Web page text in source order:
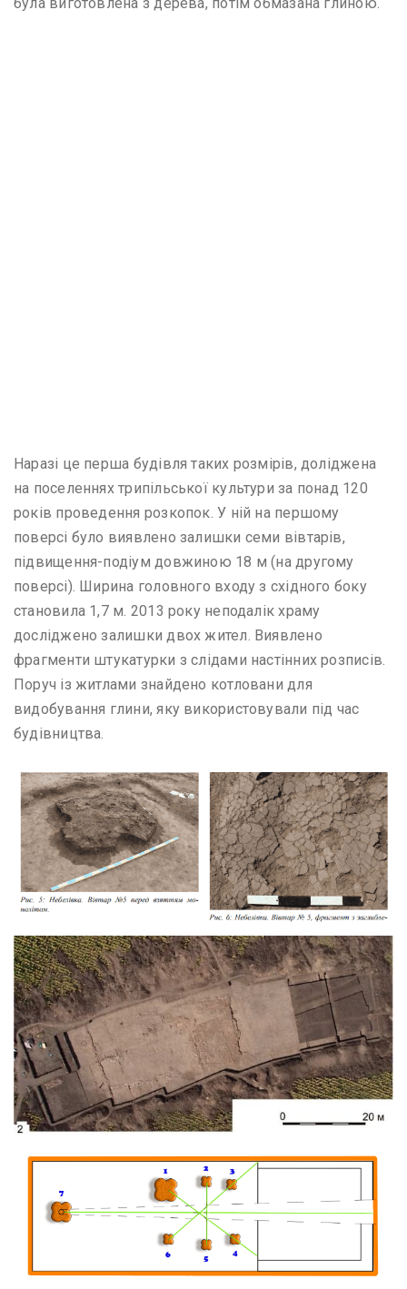
Наразі це перша будівля таких розмірів, доліджена
на поселеннях трипільської культури за понад 120
років проведення розкопок. У ній на першому
поверсі було виявлено залишки семи вівтарів,
підвищення-подіум довжиною 18 м (на другому
поверсі). Ширина головного входу з східного боку
становила 1,7 м. 2013 року неподалік храму
досліджено залишки двох жител. Виявлено
фрагменти штукатурки з слідами настінних розписів.
Поруч із житлами знайдено котловани для
видобування глини, яку використовували під час
будівництва.